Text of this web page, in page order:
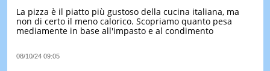
La pizza è il piatto più gustoso della cucina italiana, ma
non di certo il meno calorico. Scopriamo quanto pesa
mediamente in base all'impasto e al condimento
08/10/24 09:05